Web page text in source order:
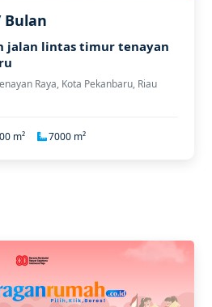
Bulan
jalan lintas timur tenayan
Raya, Kota Pekanbaru, Riau
m² 7000 m²